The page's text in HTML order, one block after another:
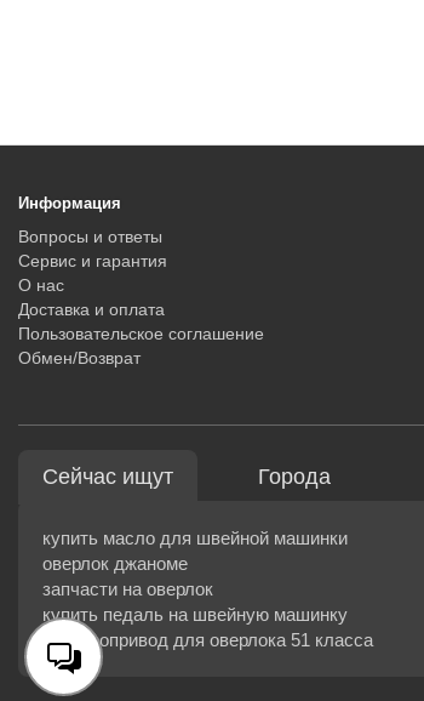
Информация
Вопросы и ответы
Сервис и гарантия
О нас
Доставка и оплата
Пользовательское соглашение
Обмен/Возврат
Сейчас ищут Города
купить масло для швейной машинки
оверлок джаноме
запчасти на оверлок
купить педаль на швейную машинку
электропривод для оверлока 51 класса